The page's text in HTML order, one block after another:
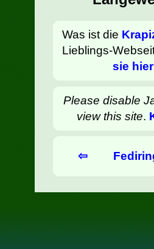
Was ist die
Lieblings-
sie
Please disable
view this site.
⇦